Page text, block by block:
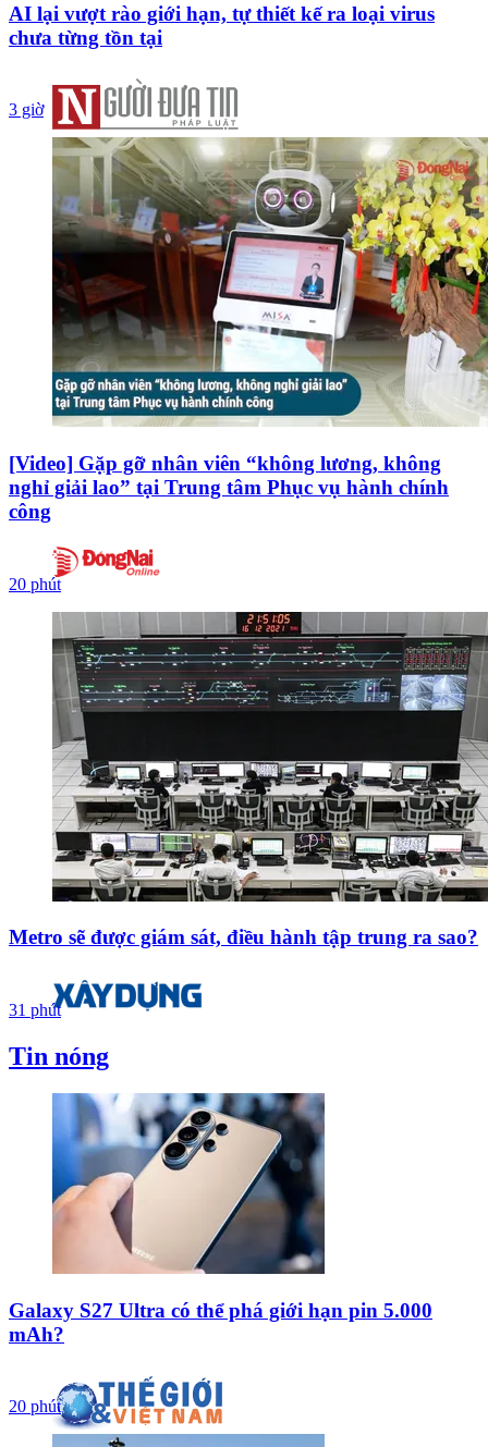
AI lại vượt rào giới hạn, tự thiết kế ra loại virus
chưa từng tồn tại
3 giờ
[Video] Gặp gỡ nhân viên “không lương, không
nghỉ giải lao” tại Trung tâm Phục vụ hành chính
công
20 phút
Metro sẽ được giám sát, điều hành tập trung ra sao?
31 phút
Tin nóng
Galaxy S27 Ultra có thể phá giới hạn pin 5.000
mAh?
20 phút